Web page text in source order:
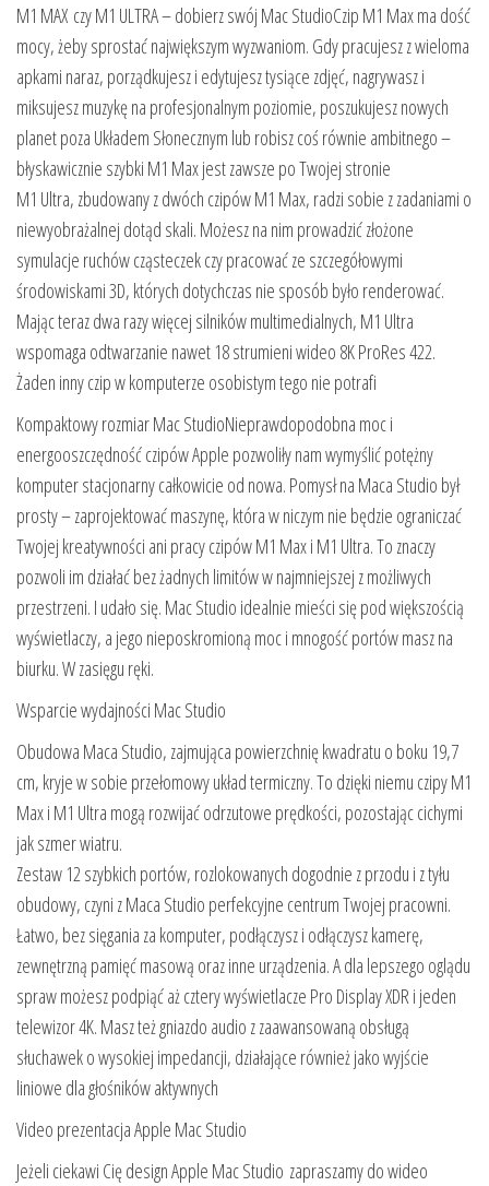
M1 MAX czy M1 ULTRA – dobierz swój Mac StudioCzip M1 Max ma dość
mocy, żeby sprostać największym wyzwaniom. Gdy pracujesz z wieloma
apkami naraz, porządkujesz i edytujesz tysiące zdjęć, nagrywasz i
miksujesz muzykę na profesjonalnym poziomie, poszukujesz nowych
planet poza Układem Słonecznym lub robisz coś równie ambitnego –
błyskawicznie szybki M1 Max jest zawsze po Twojej stronie
M1 Ultra, zbudowany z dwóch czipów M1 Max, radzi sobie z zadaniami o
niewyobrażalnej dotąd skali. Możesz na nim prowadzić złożone
symulacje ruchów cząsteczek czy pracować ze szczegółowymi
środowiskami 3D, których dotychczas nie sposób było renderować.
Mając teraz dwa razy więcej silników multimedialnych, M1 Ultra
wspomaga odtwarzanie nawet 18 strumieni wideo 8K ProRes 422.
Żaden inny czip w komputerze osobistym tego nie potrafi
Kompaktowy rozmiar Mac StudioNieprawdopodobna moc i
energooszczędność czipów Apple pozwoliły nam wymyślić potężny
komputer stacjonarny całkowicie od nowa. Pomysł na Maca Studio był
prosty – zaprojektować maszynę, która w niczym nie będzie ograniczać
Twojej kreatywności ani pracy czipów M1 Max i M1 Ultra. To znaczy
pozwoli im działać bez żadnych limitów w najmniejszej z możliwych
przestrzeni. I udało się. Mac Studio idealnie mieści się pod większością
wyświetlaczy, a jego nieposkromioną moc i mnogość portów masz na
biurku. W zasięgu ręki.
Wsparcie wydajności Mac Studio
Obudowa Maca Studio, zajmująca powierzchnię kwadratu o boku 19,7
cm, kryje w sobie przełomowy układ termiczny. To dzięki niemu czipy M1
Max i M1 Ultra mogą rozwijać odrzutowe prędkości, pozostając cichymi
jak szmer wiatru.
Zestaw 12 szybkich portów, rozlokowanych dogodnie z przodu i z tyłu
obudowy, czyni z Maca Studio perfekcyjne centrum Twojej pracowni.
Łatwo, bez sięgania za komputer, podłączysz i odłączysz kamerę,
zewnętrzną pamięć masową oraz inne urządzenia. A dla lepszego oglądu
spraw możesz podpiąć aż cztery wyświetlacze Pro Display XDR i jeden
telewizor 4K. Masz też gniazdo audio z zaawansowaną obsługą
słuchawek o wysokiej impedancji, działające również jako wyjście
liniowe dla głośników aktywnych
Video prezentacja Apple Mac Studio
Jeżeli ciekawi Cię design Apple Mac Studio zapraszamy do wideo